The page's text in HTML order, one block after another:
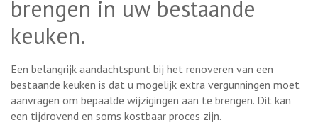
brengen in uw bestaande
keuken.
Een belangrijk aandachtspunt bij het renoveren van een
bestaande keuken is dat u mogelijk extra vergunningen moet
aanvragen om bepaalde wijzigingen aan te brengen. Dit kan
een tijdrovend en soms kostbaar proces zijn.